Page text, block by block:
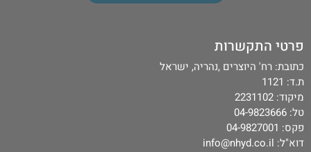
פרטי התקשרות
כתובת: רח' היוצרים ,נהריה, ישראל
ת.ד: 1121
מיקוד: 2231102
טל: 04-9823666
פקס: 04-9827001
דוא"ל: info@nhyd.co.il